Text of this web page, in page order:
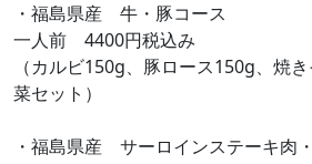
・福島県産 牛・豚コース
一人前 4400円税込み
（カルビ150g、豚ロース150g、焼
菜セット）
・福島県産 サーロインステー